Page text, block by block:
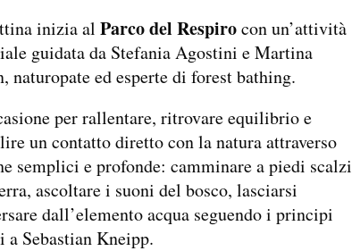
inizia al Parco del Respirocon un’attività
guidata da Stefania Agostini e Martina
naturopate ed esperte di forest bathing.
per rallentare, ritrovare equilibrio e
un contatto diretto con la natura attraverso
semplici e profonde: camminare a piedi scalzi
ascoltare i suoni del bosco, lasciarsi
dall’elemento acqua seguendo i principi
a Sebastian Kneipp.